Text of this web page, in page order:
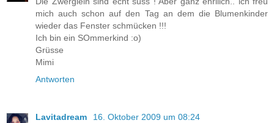
mich auch schon auf den Tag an dem die Blumenkinder
wieder das Fenster schmücken !!!
Ich bin ein SOmmerkind :o)
Grüsse
Mimi
Antworten
Lavitadream
16. Oktober 2009 um 08:24